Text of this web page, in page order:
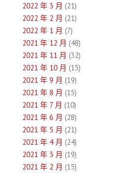
2022 年 3 月 (21)
2022 年 2 月 (21)
2022 年 1 月 (7)
2021 年 12 月 (48)
2021 年 11 月 (32)
2021 年 10 月 (15)
2021 年 9 月 (19)
2021 年 8 月 (15)
2021 年 7 月 (10)
2021 年 6 月 (28)
2021 年 5 月 (21)
2021 年 4 月 (24)
2021 年 3 月 (19)
2021 年 2 月 (15)